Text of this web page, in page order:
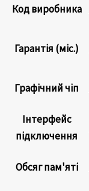
Код виробника
Гарантія (міс.)
Графічний чіп
Інтерфейс
підключення
Обсяг пам'яті